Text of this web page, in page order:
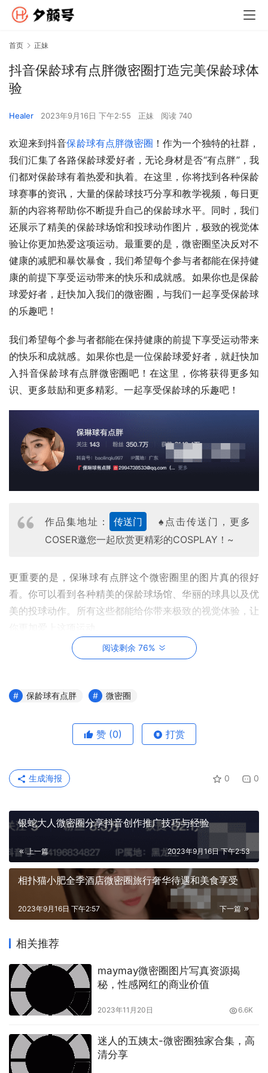
首页 正妹
抖音保龄球有点胖微密圈打造完美保龄球体
验
Healer 2023年9月16日 下午2:55 正妹 阅读 740
欢迎来到抖音保龄球有点胖微密圈 ！作为一个独特的社群，
我们汇集了各路保龄球爱好者，无论身材是否“有点胖”，我
们都对保龄球有着热爱和执着。在这里，你将找到各种保龄
球赛事的资讯，大量的保龄球技巧分享和教学视频，每日更
新的内容将帮助你不断提升自己的保龄球水平。同时，我们
还展示了精美的保龄球场馆和投球动作图片，极致的视觉体
验让你更加热爱这项运动。最重要的是，微密圈坚决反对不
健康的减肥和暴饮暴食，我们希望每个参与者都能在保持健
康的前提下享受运动带来的快乐和成就感。如果你也是保龄
球爱好者，赶快加入我们的微密圈，与我们一起享受保龄球
的乐趣吧！
我们希望每个参与者都能在保持健康的前提下享受运动带来
的快乐和成就感。如果你也是一位保龄球爱好者，就赶快加
入抖音保龄球有点胖微密圈吧！在这里，你将获得更多知
识、更多鼓励和更多精彩。一起享受保龄球的乐趣吧！
作品集地址： 传送门
♠点击传送门，更多
COSER邀您一起欣赏更精彩的COSPLAY！~
更重要的是，保琳球有点胖这个微密圈里的图片真的很好
看。你可以看到各种精美的保龄球场馆、华丽的球具以及优
美的投球动作。所有这些都能给你带来极致的视觉体验，让
阅读剩余 76%
保龄球有点胖 微密圈
赞 (0) 打赏
0 0
生成海报
银蛇大人微密圈分享抖音创作推广技巧与经验
上一篇 2023年9月16日 下午2:53
相扑猫小肥全季酒店微密圈旅行奢华待遇和美食享受
下一篇
2023年9月16日 下午2:57
相关推荐
maymay微密圈图片写真资源揭
秘，性感网红的商业价值
2023年11月20日 6.6K
迷人的五姨太-微密圈独家合集，高
清分享